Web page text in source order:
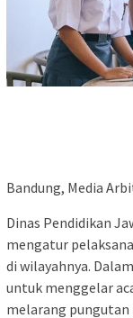
Bandung, Media
Dinas Pendidikan
mengatur
di wilayahnya.
untuk menggelar
melarang pungutan